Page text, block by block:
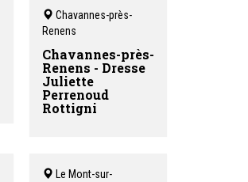
Chavannes-près-
Renens
Chavannes-près-
Renens - Dresse
Juliette
Perrenoud
Rottigni
Le Mont-sur-